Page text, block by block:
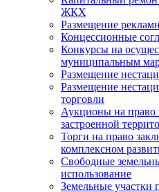
ЖКХ
Размещение
Концессионные
Конкурсы на
муниципальным
Размещение
Размещение
торговли
Аукционы на право
застроенной
Торги на право
комплексном
Свободные
использование
Земельные участки